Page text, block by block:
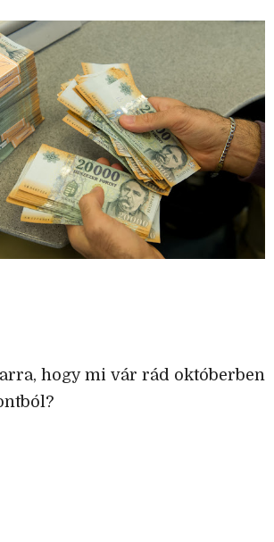
hogy mi vár rád októberben